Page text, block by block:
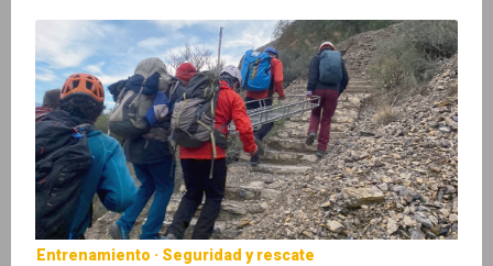
Entrenamiento · Seguridad y rescate